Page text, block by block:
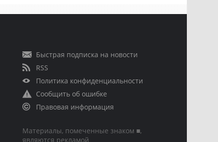
Быстрая подписка на новости
RSS
Политика конфиденциальности
Сообщить об ошибке
Правовая информация
Материалы, помеченные знаком ■,
являются рекламой